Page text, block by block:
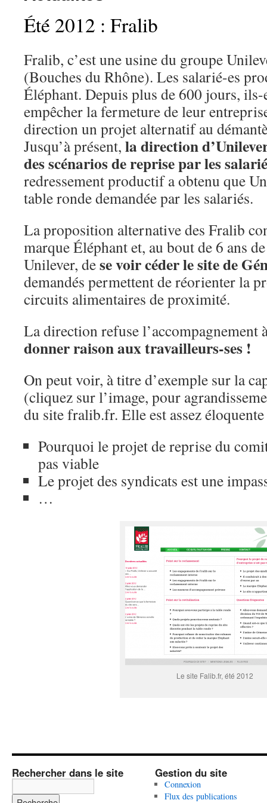
Été 2012 : Fralib
Fralib, c’est une usine du groupe
(Bouches du Rhône). Les salarié-es
Éléphant. Depuis plus de 600 jours,
empêcher la fermeture de leur
direction un projet alternatif au
Jusqu’à présent, la direction
des scénarios de reprise par les
redressement productif a obtenu que
table ronde demandée par les salariés.
La proposition alternative des Fralib
marque Éléphant et, au bout de 6 ans
Unilever, dese voir céder le site de
demandés permettent de réorienter la
circuits alimentaires de proximité.
La direction refuse l’accompagnement
donner raison aux travailleurs-ses !
On peut voir, à titre d’exemple sur la
(cliquez sur l’image, pour
du site fralib.fr. Elle est assez
Pourquoi le projet de reprise du
pas viable
Le projet des syndicats est une
…
Le site Falib.fr, été 2012
Rechercher dans le site Gestion du site
Connexion
Flux des publications